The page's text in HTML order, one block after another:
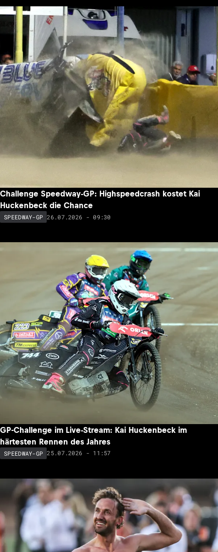
Challenge Speedway-GP: Highspeedcrash kostet Kai
Huckenbeck die Chance
SPEEDWAY-GP 26.07.2026 - 09:30
GP-Challenge im Live-Stream: Kai Huckenbeck im
härtesten Rennen des Jahres
SPEEDWAY-GP 25.07.2026 - 11:57